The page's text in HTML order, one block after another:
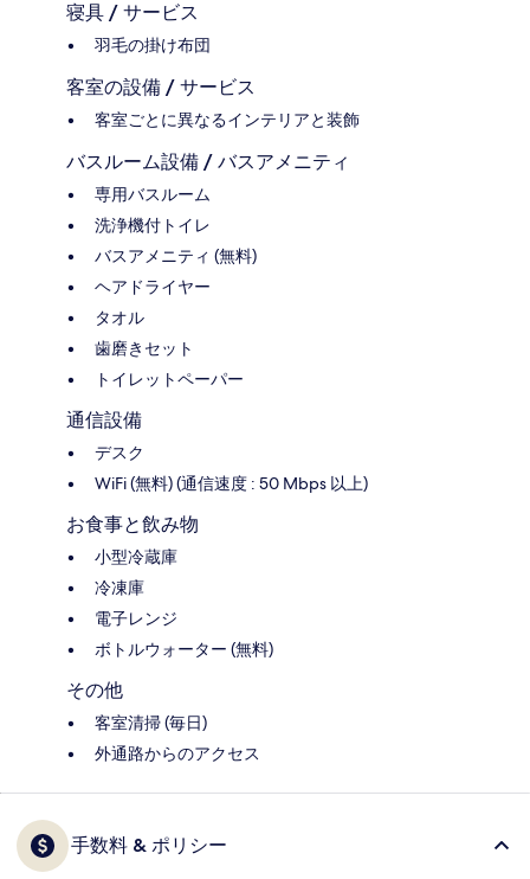
寝具 / サービス
羽毛の掛け布団
客室の設備 / サービス
客室ごとに異なるインテリアと装飾
バスルーム設備 / バスアメニティ
専用バスルーム
洗浄機付トイレ
バスアメニティ (無料)
ヘアドライヤー
タオル
歯磨きセット
トイレットペーパー
通信設備
デスク
WiFi (無料) (通信速度 : 50 Mbps 以上)
お食事と飲み物
小型冷蔵庫
冷凍庫
電子レンジ
ボトルウォーター (無料)
その他
客室清掃 (毎日)
外通路からのアクセス
手数料 & ポリシー